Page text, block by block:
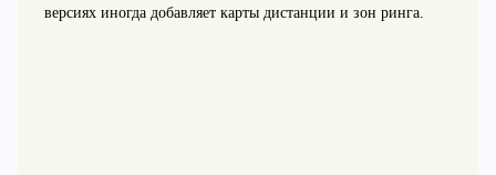
версиях иногда добавляет карты дистанции и зон ринга.